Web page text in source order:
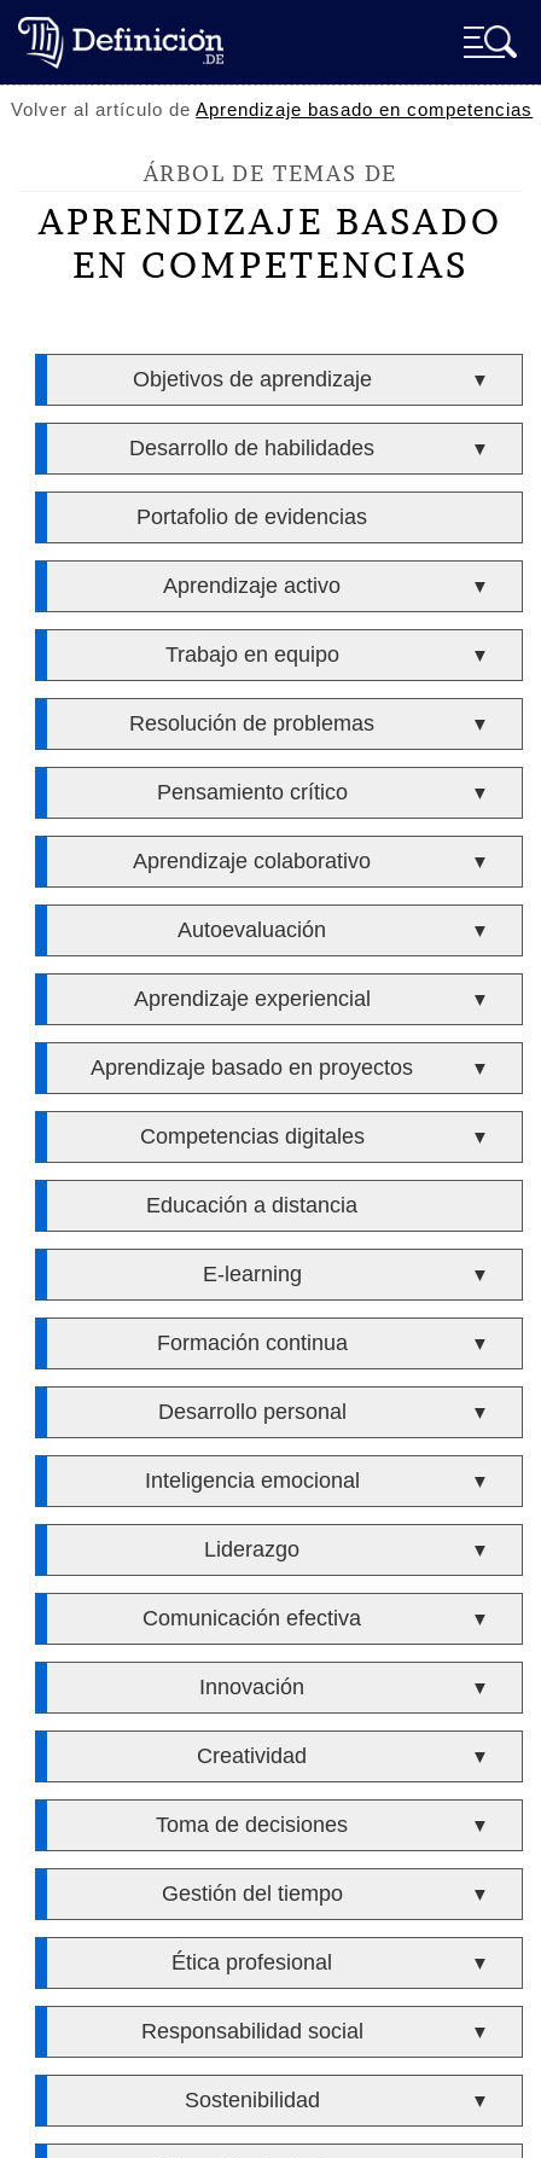
Volver al artículo deAprendizaje basado en competencias
ÁRBOL DE TEMAS DE
APRENDIZAJE BASADO
EN COMPETENCIAS
Objetivos de aprendizaje ▼
Desarrollo de habilidades ▼
Portafolio de evidencias
Aprendizaje activo ▼
Trabajo en equipo ▼
Resolución de problemas ▼
Pensamiento crítico ▼
Aprendizaje colaborativo ▼
Autoevaluación ▼
Aprendizaje experiencial ▼
Aprendizaje basado en proyectos ▼
Competencias digitales ▼
Educación a distancia
E-learning ▼
Formación continua ▼
Desarrollo personal ▼
Inteligencia emocional ▼
Liderazgo ▼
Comunicación efectiva ▼
Innovación ▼
Creatividad ▼
Toma de decisiones ▼
Gestión del tiempo ▼
Ética profesional ▼
Responsabilidad social ▼
Sostenibilidad ▼